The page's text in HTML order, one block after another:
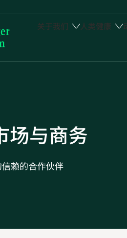
关于我们 人类健康
场与商务
赖的合作伙伴